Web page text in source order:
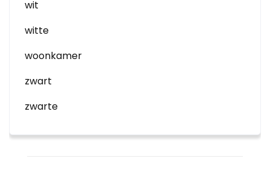
wit
witte
woonkamer
zwart
zwarte